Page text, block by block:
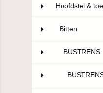
Hoofdstel &
Bitten
BUSTRENS